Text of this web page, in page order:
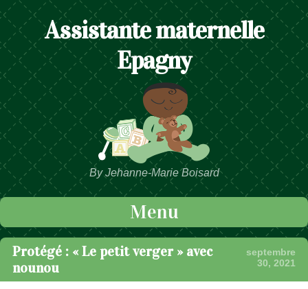
Assistante maternelle
Epagny
By Jehanne-Marie Boisard
Menu
Passer au contenu
Protégé : « Le petit verger » avec
nounou
septembre
30, 2021